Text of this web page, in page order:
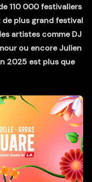
110 000 festivaliers
plus grand festival
artistes comme DJ
ou encore Julien
2025 est plus que